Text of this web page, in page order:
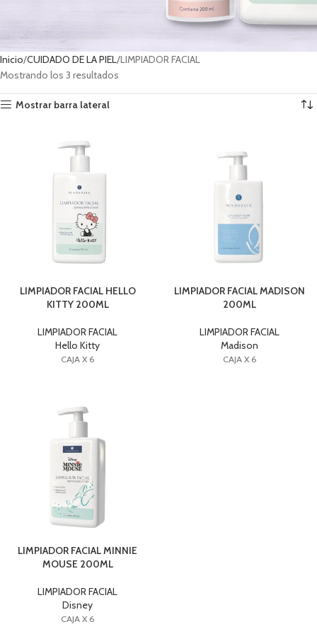
Inicio CUIDADO DE LA PIEL LIMPIADOR FACIAL
Mostrando los 3 resultados
Mostrar barra lateral
LIMPIADOR FACIAL HELLO
KITTY 200ML
LIMPIADOR FACIAL
Hello Kitty
CAJA X 6
LIMPIADOR FACIAL MADISON
200ML
LIMPIADOR FACIAL
Madison
CAJA X 6
LIMPIADOR FACIAL MINNIE
MOUSE 200ML
LIMPIADOR FACIAL
Disney
CAJA X 6